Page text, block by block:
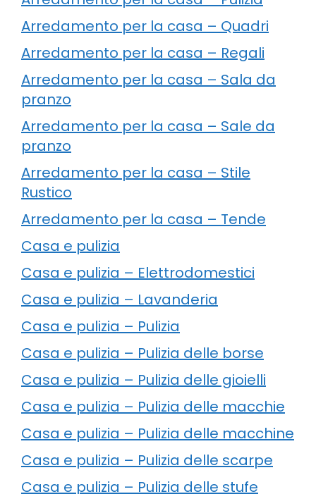
Arredamento per la casa – Quadri
Arredamento per la casa – Regali
Arredamento per la casa – Sala da
pranzo
Arredamento per la casa – Sale da
pranzo
Arredamento per la casa – Stile
Rustico
Arredamento per la casa – Tende
Casa e pulizia
Casa e pulizia – Elettrodomestici
Casa e pulizia – Lavanderia
Casa e pulizia – Pulizia
Casa e pulizia – Pulizia delle borse
Casa e pulizia – Pulizia delle gioielli
Casa e pulizia – Pulizia delle macchie
Casa e pulizia – Pulizia delle macchine
Casa e pulizia – Pulizia delle scarpe
Casa e pulizia – Pulizia delle stufe